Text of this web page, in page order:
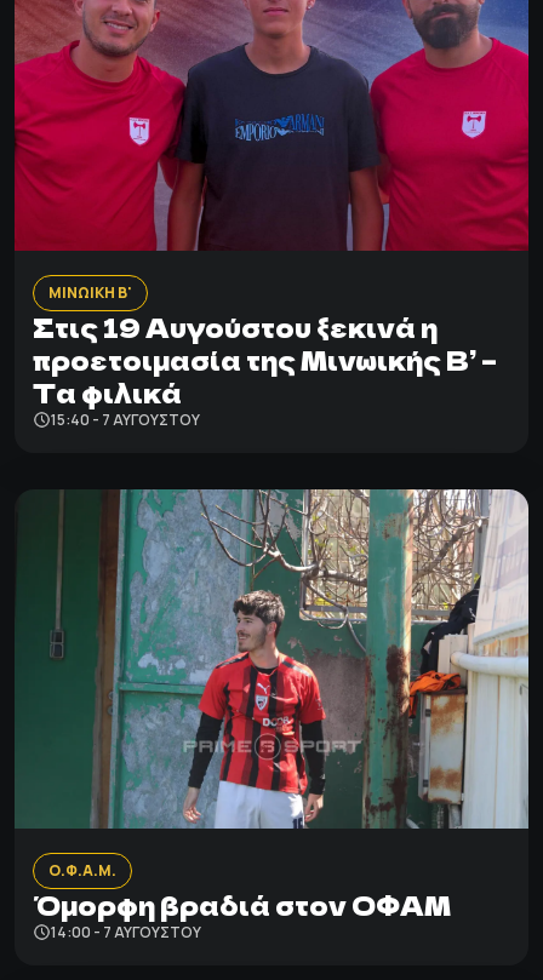
ΜΙΝΩΙΚΗ Β'
Στις 19 Αυγούστου ξεκινά η
προετοιμασία της Μινωικής Β’ –
Τα φιλικά
15:40 - 7 ΑΥΓΟΎΣΤΟΥ
Ο.Φ.Α.Μ.
Όμορφη βραδιά στον ΟΦΑΜ
14:00 - 7 ΑΥΓΟΎΣΤΟΥ